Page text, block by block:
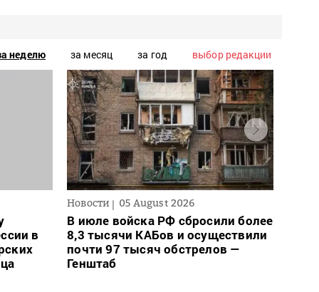
неделю за месяц за год выбор редакции
в
Новости 05 August 2026
В июле войска РФ сбросили более
8,3 тысячи КАБов и осуществили
почти 97 тысяч обстрелов —
Генштаб